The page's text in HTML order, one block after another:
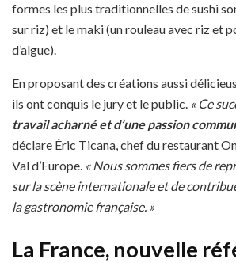
formes les plus traditionnelles de sushi
sur riz) et le maki (un rouleau avec riz et
d’algue).
En proposant des créations aussi
ils ont conquis le jury et le public. « Ce
travail acharné et d’une passion
déclare Éric Ticana, chef du restaurant
Val d’Europe. « Nous sommes fiers de
sur la scène internationale et de
la gastronomie française. »
La France, nouvelle